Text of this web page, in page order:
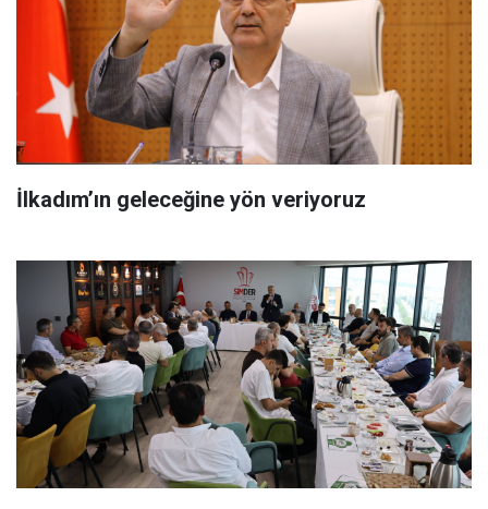
İlkadım’ın geleceğine yön veriyoruz